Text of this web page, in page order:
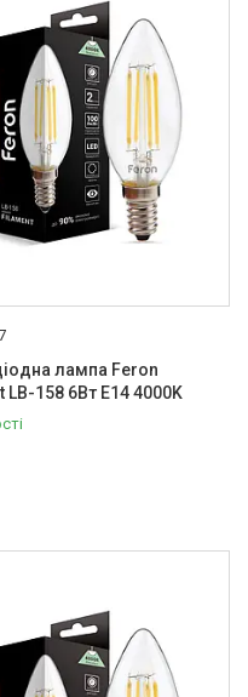
лампа Feron
LB-158 6Вт E14 4000K